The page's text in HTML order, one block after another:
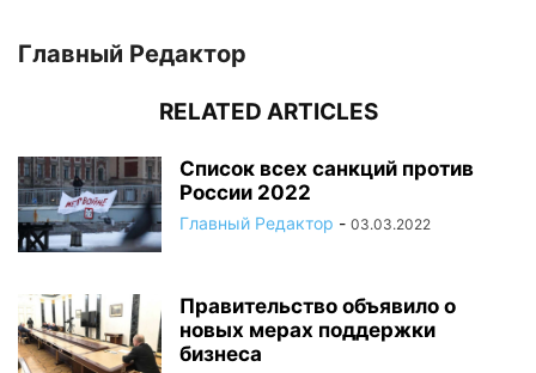
Главный Редактор
RELATED ARTICLES
Список всех санкций против
России 2022
Главный Редактор - 03.03.2022
Правительство объявило о
новых мерах поддержки
бизнеса